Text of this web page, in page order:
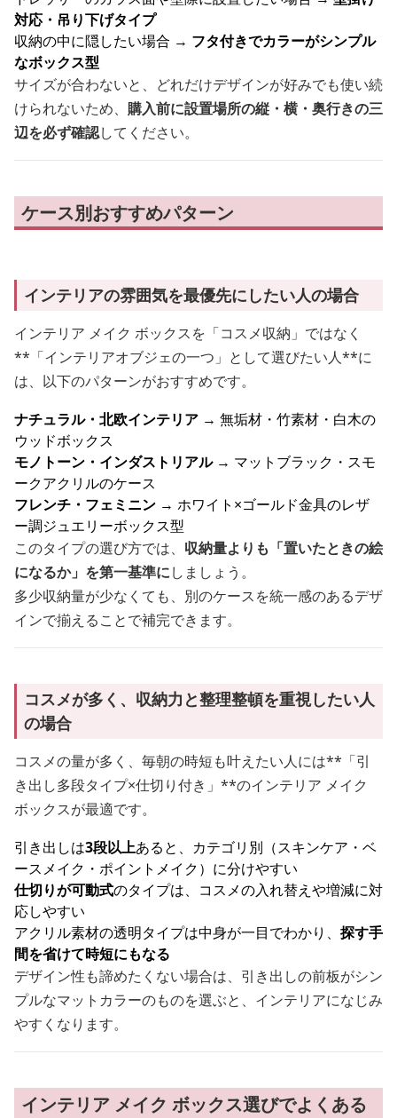
対応・吊り下げタイプ
収納の中に隠したい場合 → フタ付きでカラーがシンプル
なボックス型
サイズが合わないと、どれだけデザインが好みでも使い続
けられないため、 購入前に設置場所の縦・横・奥行きの三
辺を必ず確認してください。
ケース別おすすめパターン
インテリアの雰囲気を最優先にしたい人の場合
インテリア メイク ボックスを「コスメ収納」ではなく
**「インテリアオブジェの一つ」として選びたい人**に
は、以下のパターンがおすすめです。
ナチュラル・北欧インテリア → 無垢材・竹素材・白木の
ウッドボックス
モノトーン・インダストリアル→ マットブラック・スモ
ークアクリルのケース
フレンチ・フェミニン → ホワイト×ゴールド金具のレザ
ー調ジュエリーボックス型
このタイプの選び方では、 収納量よりも「置いたときの絵
になるか」を第一基準にしましょう。
多少収納量が少なくても、別のケースを統一感のあるデザ
インで揃えることで補完できます。
コスメが多く、収納力と整理整頓を重視したい人
の場合
コスメの量が多く、毎朝の時短も叶えたい人には**「引
き出し多段タイプ×仕切り付き」**のインテリア メイク
ボックスが最適です。
引き出しは3段以上あると、カテゴリ別（スキンケア・ベ
ースメイク・ポイントメイク）に分けやすい
仕切りが可動式のタイプは、コスメの入れ替えや増減に対
応しやすい
アクリル素材の透明タイプは中身が一目でわかり、 探す手
間を省けて時短にもなる
デザイン性も諦めたくない場合は、引き出しの前板がシン
プルなマットカラーのものを選ぶと、インテリアになじみ
やすくなります。
インテリア メイク ボックス選びでよくある